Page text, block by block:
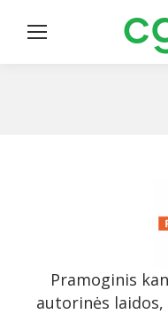
Pramoginis
autorinės